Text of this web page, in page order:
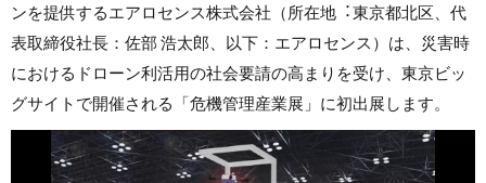
ンを提供するエアロセンス株式会社（所在地︓東京都北区、代
表取締役社長：佐部 浩太郎、以下：エアロセンス）は、災害時
におけるドローン利活用の社会要請の高まりを受け、東京ビッ
グサイトで開催される「危機管理産業展」に初出展します。